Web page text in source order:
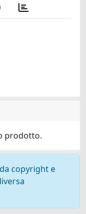
prodotto.
copyright e